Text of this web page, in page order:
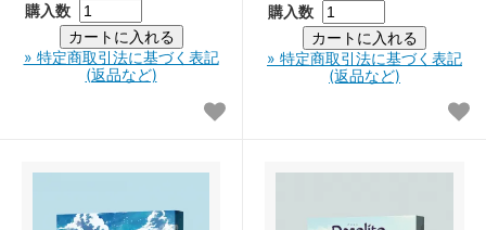
購入数
» 特定商取引法に基づく表記
(返品など)
購入数
» 特定商取引法に基づく表記
(返品など)